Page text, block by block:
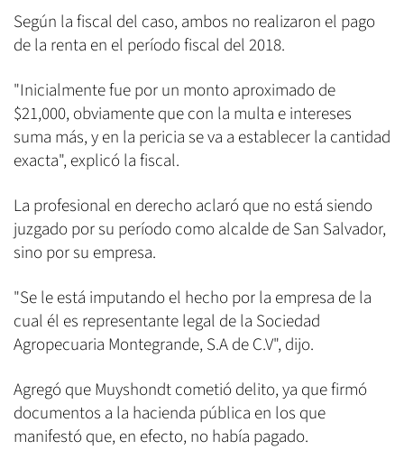
Según la fiscal del caso, ambos no realizaron el pago
de la renta en el período fiscal del 2018.
"Inicialmente fue por un monto aproximado de
$21,000, obviamente que con la multa e intereses
suma más, y en la pericia se va a establecer la cantidad
exacta", explicó la fiscal.
La profesional en derecho aclaró que no está siendo
juzgado por su período como alcalde de San Salvador,
sino por su empresa.
"Se le está imputando el hecho por la empresa de la
cual él es representante legal de la Sociedad
Agropecuaria Montegrande, S.A de C.V", dijo.
Agregó que Muyshondt cometió delito, ya que firmó
documentos a la hacienda pública en los que
manifestó que, en efecto, no había pagado.